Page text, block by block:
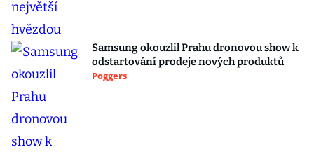
Samsung okouzlil Prahu dronovou show k
odstartování prodeje nových produktů
Poggers